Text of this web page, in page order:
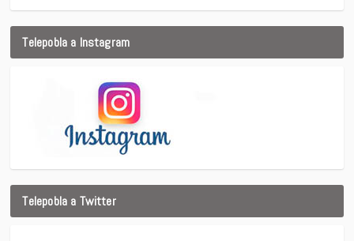
Telepobla a Instagram
Telepobla a Twitter